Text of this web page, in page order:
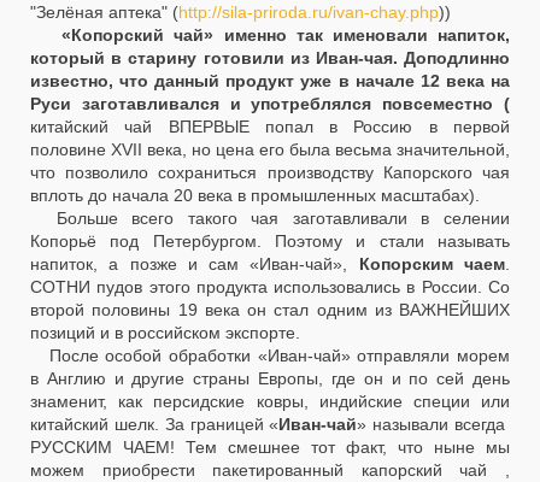
"Зелёная аптека" (http://sila-priroda.ru/ivan-chay.php))
«Копорский чай» именно так именовали напиток,
который в старину готовили из Иван-чая. Доподлинно
известно, что данный продукт уже в начале 12 века на
Руси заготавливался и употреблялся повсеместно (
китайский чай ВПЕРВЫЕ попал в Россию в первой
половине ХVII века, но цена его была весьма значительной,
что позволило сохраниться производству Капорского чая
вплоть до начала 20 века в промышленных масштабах).
Больше всего такого чая заготавливали в селении
Копорьё под Петербургом. Поэтому и стали называть
напиток, а позже и сам «Иван-чай», Копорским чаем
СОТНИ пудов этого продукта использовались в России. Со
второй половины 19 века он стал одним из ВАЖНЕЙШИХ
позиций и в российском экспорте.
После особой обработки «Иван-чай» отправляли морем
в Англию и другие страны Европы, где он и по сей день
знаменит, как персидские ковры, индийские специи или
китайский шелк. За границей «Иван-чай» называли всегда
РУССКИМ ЧАЕМ! Тем смешнее тот факт, что ныне мы
можем приобрести пакетированный капорский чай ,